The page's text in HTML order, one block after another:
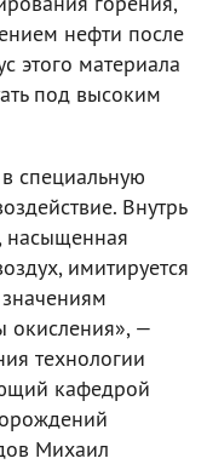
нефти после
этого материала
под высоким
специальную
Внутрь
насыщенная
имитируется
окисления», —
технологии
кафедрой
Михаил